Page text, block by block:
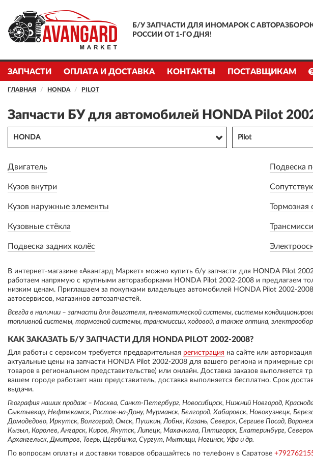
Б/У ЗАПЧАСТИ ДЛЯ ИНОМАРОК С
РОССИИ ОТ 1-ГО ДНЯ!
ЗАПЧАСТИ ОПЛАТА И ДОСТАВКА КОНТАКТЫ ПОСТАВЩИКАМ
ГЛАВНАЯ HONDA PILOT
Запчасти БУ для автомобилей HONDA Pilot
HONDA Pilot
Двигатель
Кузов внутри
Кузов наружные элементы
Кузовные стёкла
Подвеска задних колёс
Подвеска
Тормозная
В интернет-магазине «Авангард Маркет» можно купить б/у запчасти для HONDA Pilot
работаем напрямую с крупными авторазборками HONDA Pilot 2002-2008 и предлагаем
низким ценам. Приглашаем за покупками владельцев автомобилей HONDA Pilot 2002-
автосервисов, магазинов автозапчастей.
Всегда в наличии – запчасти для двигателя, пневматической системы, системы
топливной системы, тормозной системы, трансмиссии, ходовой, а также оптика,
КАК ЗАКАЗАТЬ Б/У ЗАПЧАСТИ ДЛЯ HONDA PILOT 2002-2008?
Для работы с сервисом требуется предварительная регистрация на сайте или
актуальные цены на запчасти HONDA Pilot 2002-2008 для вашего региона и примерные
товаров в региональном представительстве) или онлайн. Доставка заказов
вашем городе работает наш представитель, доставка выполняется бесплатно. Срок
выдачи.
География наших продаж – Москва, Санкт-Петербург, Новосибирск, Нижний Новгород,
Сыктывкар, Нефтекамск, Ростов-на-Дону, Мурманск, Белгород, Хабаровск, Новокузнецк,
Домодедово, Иркутск, Волгоград, Омск, Пушкин, Лобня, Казань, Северск, Сергиев Посад,
Кызыл, Королев, Ангарск, Киров, Якутск, Липецк, Махачкала, Пятигорск, Екатеринбург,
Архангельск, Дмитров, Тверь, Щербинка, Сургут, Мытищи, Ногинск, Уфа и др.
По вопросам оплаты и доставки товаров обращайтесь по телефону в Саратове